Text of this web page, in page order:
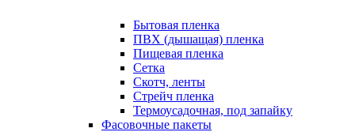
Бытовая пленка
ПВХ (дышащая) пленка
Пищевая пленка
Сетка
Скотч, ленты
Стрейч пленка
Термоусадочная, под запайку
Фасовочные пакеты